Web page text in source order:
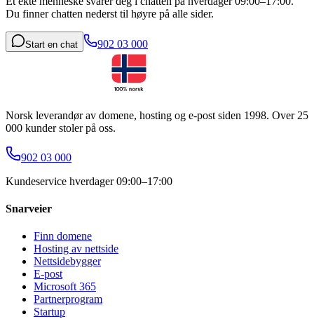
Du finner chatten nederst til høyre på alle sider.
Start en chat 902 03 000
Norsk leverandør av domene, hosting og e-post siden 1998. Over 25
000 kunder stoler på oss.
902 03 000
Kundeservice hverdager 09:00–17:00
Snarveier
Finn domene
Hosting av nettside
Nettsidebygger
E-post
Microsoft 365
Partnerprogram
Startup